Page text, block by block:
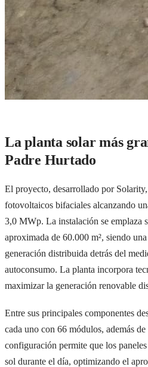
La planta solar más
Padre Hurtado
El proyecto, desarrollado por
fotovoltaicos bifaciales alcanzando
3,0 MWp. La instalación se emplaza
aproximada de 60.000 m², siendo
generación distribuida detrás del
autoconsumo. La planta incorpora
maximizar la generación renovable
Entre sus principales componentes
cada uno con 66 módulos, además
configuración permite que los
sol durante el día, optimizando el